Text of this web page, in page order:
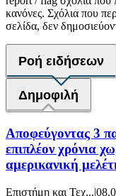
κανόνες. Σχόλια που
σελίδα, δεν
Ροή ειδήσεων
Δημοφιλή
Αποφεύγοντας 3
επιπλέον χρόνια
αμερικανική
Επιστήμη και Τεχ...|